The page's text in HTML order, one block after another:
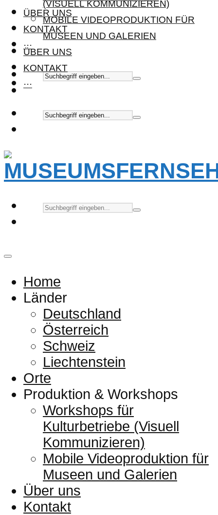
ÜBER UNS
KONTAKT
···
(VISUELL KOMMUNIZIEREN)
MOBILE VIDEOPRODUKTION FÜR
MUSEEN UND GALERIEN
ÜBER UNS
KONTAKT
···
Home
Länder
Deutschland
Österreich
Schweiz
Liechtenstein
Orte
Produktion & Workshops
Workshops für
Kulturbetriebe (Visuell
Kommunizieren)
Mobile Videoproduktion für
Museen und Galerien
Über uns
Kontakt